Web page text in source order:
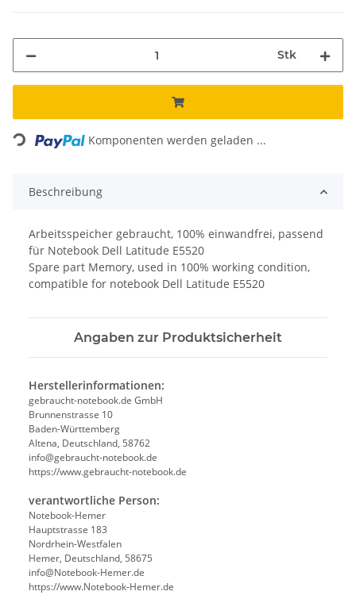
Stk
Loading... Komponenten werden geladen ...
Beschreibung
Arbeitsspeicher gebraucht, 100% einwandfrei, passend
für Notebook Dell Latitude E5520
Spare part Memory, used in 100% working condition,
compatible for notebook Dell Latitude E5520
Angaben zur Produktsicherheit
Herstellerinformationen:
gebraucht-notebook.de GmbH
Brunnenstrasse 10
Baden-Württemberg
Altena, Deutschland, 58762
info@gebraucht-notebook.de
https://www.gebraucht-notebook.de
verantwortliche Person:
Notebook-Hemer
Hauptstrasse 183
Nordrhein-Westfalen
Hemer, Deutschland, 58675
info@Notebook-Hemer.de
https://www.Notebook-Hemer.de